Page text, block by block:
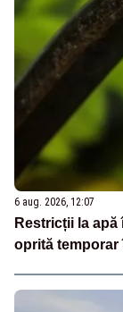
6 aug. 2026, 12:07
Restricții la
oprită temporar